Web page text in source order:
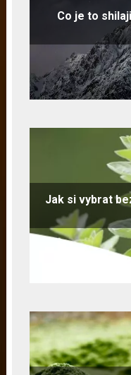
Co je to
Jak si vybrat